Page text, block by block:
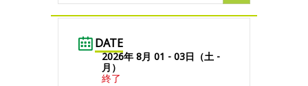
DATE
2026年 8月 01 - 03日（土 -
月）
終了